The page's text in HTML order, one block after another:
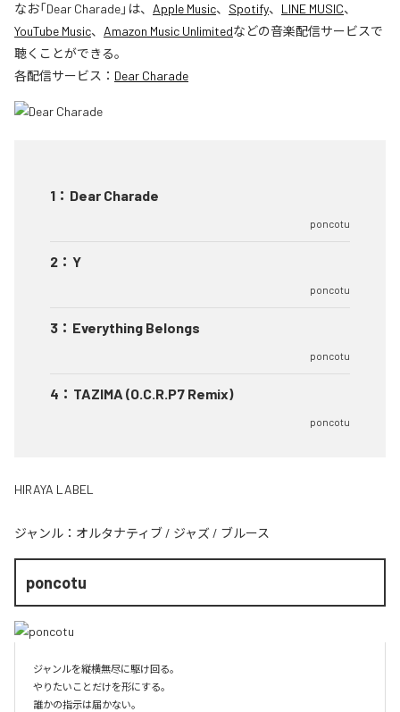
なお「Dear Charade」は、 Apple Music、 Spotify、 LINE MUSIC、
YouTube Music、 Amazon Music Unlimitedなどの音楽配信サービスで
聴くことができる。
各配信サービス： Dear Charade
1 ： Dear Charade
poncotu
2 ： Y
poncotu
3 ： Everything Belongs
poncotu
4 ： TAZIMA (O.C.R.P7 Remix)
poncotu
HIRAYA LABEL
ジャンル： オルタナティブ / ジャズ / ブルース
poncotu
ジャンルを縦横無尽に駆け回る。
やりたいことだけを形にする。
誰かの指示は届かない。